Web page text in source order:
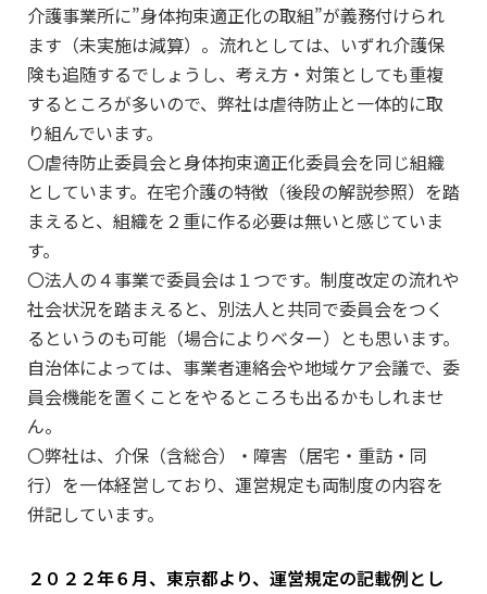
介護事業所に”身体拘束適正化の取組”が義務付けられ
ます（未実施は減算）。流れとしては、いずれ介護保
険も追随するでしょうし、考え方・対策としても重複
するところが多いので、弊社は虐待防止と一体的に取
り組んでいます。
〇虐待防止委員会と身体拘束適正化委員会を同じ組織
としています。在宅介護の特徴（後段の解説参照）を踏
まえると、組織を２重に作る必要は無いと感じていま
す。
〇法人の４事業で委員会は１つです。制度改定の流れや
社会状況を踏まえると、別法人と共同で委員会をつく
るというのも可能（場合によりベター）とも思います。
自治体によっては、事業者連絡会や地域ケア会議で、委
員会機能を置くことをやるところも出るかもしれませ
ん。
〇弊社は、介保（含総合）・障害（居宅・重訪・同
行）を一体経営しており、運営規定も両制度の内容を
併記しています。
２０２２年６月、東京都より、運営規定の記載例とし